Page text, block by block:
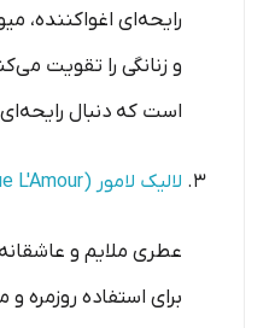
رایحه‌ای اغواکننده،
و زنانگی را تقویت
است که دنبال
لالیک لامور (Lalique L'Amour)
عطری ملایم و
برای استفاده